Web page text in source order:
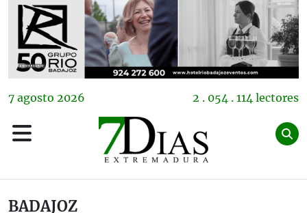
7 agosto 2026 2 . 054 . 114 lectores
BADAJOZ